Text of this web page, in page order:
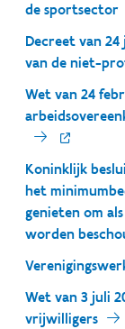
de sportsector
Decreet van
van de niet-
Wet van 24
Koninklijk
het
genieten om
worden
Wet van 3 juli
vrijwilligers